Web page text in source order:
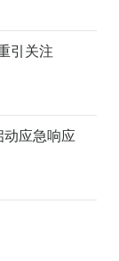
引关注
动应急响应